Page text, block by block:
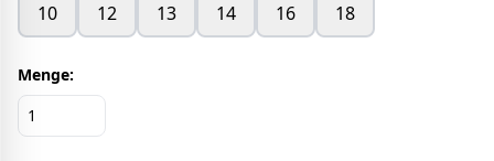
10
12 13 14 16 18
Menge: